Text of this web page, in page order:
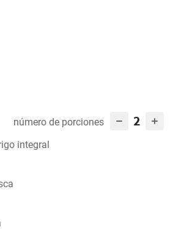
número de porciones 2
integral